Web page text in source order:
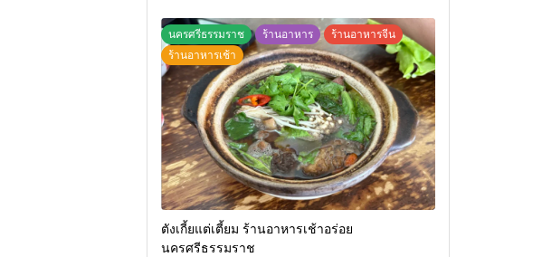
นครศรีธรรมราช ร้านอาหาร
ร้านอาหารจีน
ร้านอาหารเช้า
ตังเกี้ยแต่เตี้ยม ร้านอาหารเช้าอร่อย
นครศรีธรรมราช